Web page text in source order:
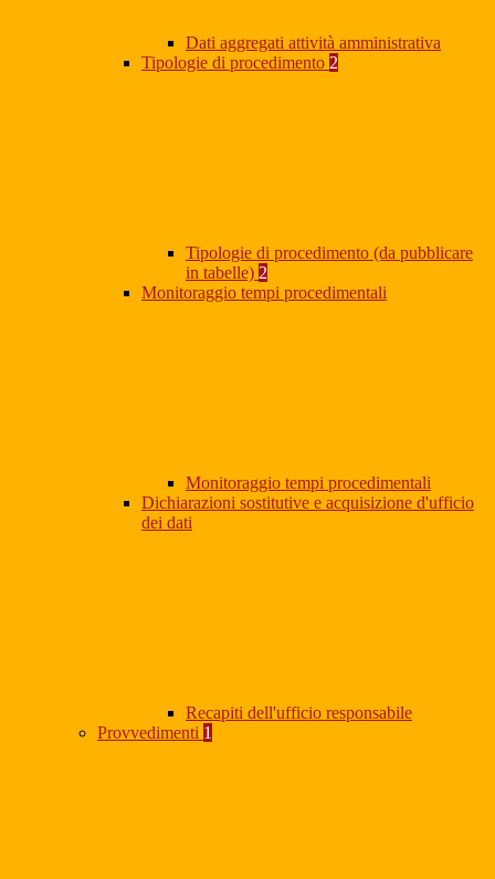
Dati aggregati attività amministrativa
Tipologie di procedimento 2
Tipologie di procedimento (da pubblicare
in tabelle) 2
Monitoraggio tempi procedimentali
Monitoraggio tempi procedimentali
Dichiarazioni sostitutive e acquisizione d'ufficio
dei dati
Recapiti dell'ufficio responsabile
Provvedimenti 1